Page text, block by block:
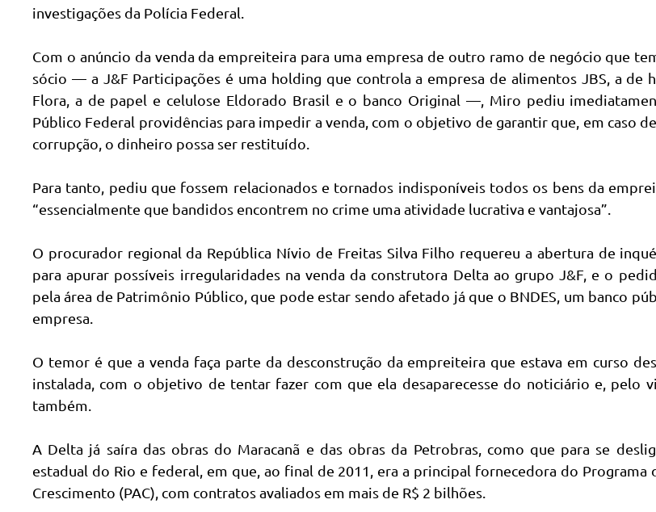
investigações da Polícia Federal.
Com o anúncio da venda da empreiteira para uma empresa de outro ramo de negócio que
sócio — a J&F Participações é uma holding que controla a empresa de alimentos JBS, a de
Flora, a de papel e celulose Eldorado Brasil e o banco Original —, Miro pediu
Público Federal providências para impedir a venda, com o objetivo de garantir que, em caso
corrupção, o dinheiro possa ser restituído.
Para tanto, pediu que fossem relacionados e tornados indisponíveis todos os bens da
“essencialmente que bandidos encontrem no crime uma atividade lucrativa e vantajosa”.
O procurador regional da República Nívio de Freitas Silva Filho requereu a abertura de
para apurar possíveis irregularidades na venda da construtora Delta ao grupo J&F, e o
pela área de Patrimônio Público, que pode estar sendo afetado já que o BNDES, um banco
empresa.
O temor é que a venda faça parte da desconstrução da empreiteira que estava em curso
instalada, com o objetivo de tentar fazer com que ela desaparecesse do noticiário e, pelo
também.
A Delta já saíra das obras do Maracanã e das obras da Petrobras, como que para se
estadual do Rio e federal, em que, ao final de 2011, era a principal fornecedora do Programa
Crescimento (PAC), com contratos avaliados em mais de R$ 2 bilhões.